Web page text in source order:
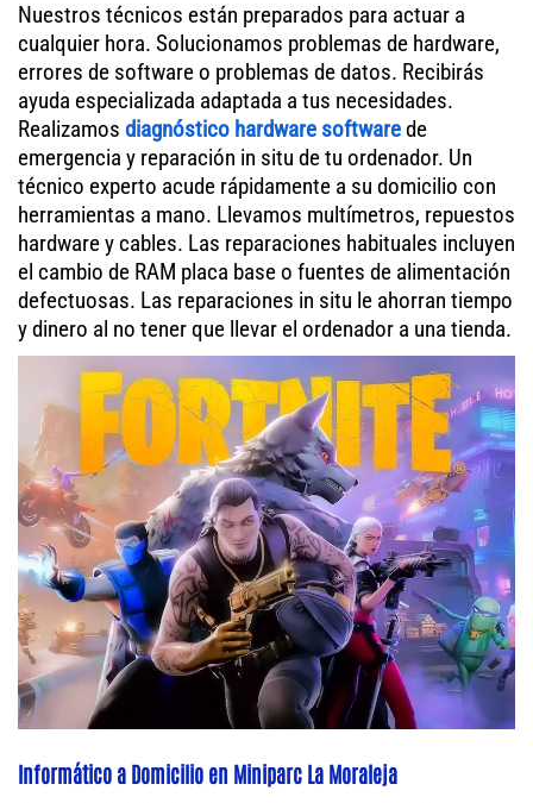
Nuestros técnicos están preparados para actuar a
cualquier hora. Solucionamos problemas de hardware,
errores de software o problemas de datos. Recibirás
ayuda especializada adaptada a tus necesidades.
Realizamos diagnóstico hardware softwarede
emergencia y reparación in situ de tu ordenador. Un
técnico experto acude rápidamente a su domicilio con
herramientas a mano. Llevamos multímetros, repuestos
hardware y cables. Las reparaciones habituales incluyen
el cambio de RAM placa base o fuentes de alimentación
defectuosas. Las reparaciones in situ le ahorran tiempo
y dinero al no tener que llevar el ordenador a una tienda.
Informático a Domicilio en Miniparc La Moraleja